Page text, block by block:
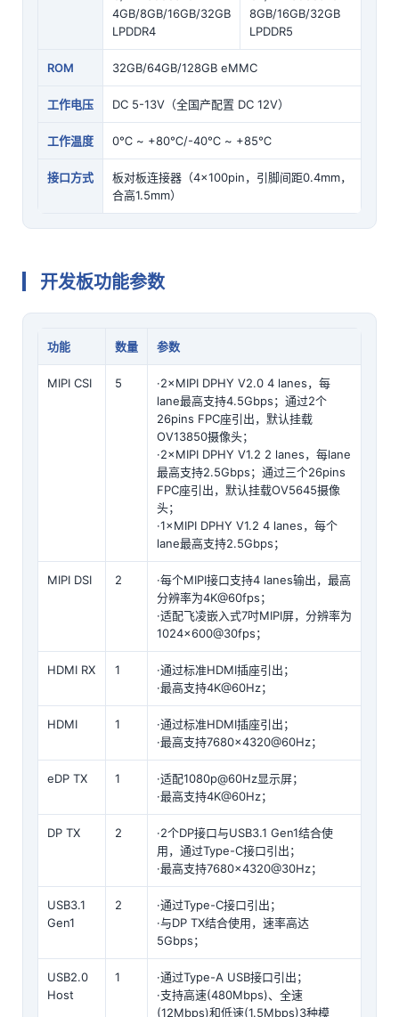
4GB/8GB/16GB/32GB
LPDDR4
8GB/16GB/32GB
LPDDR5
ROM 32GB/64GB/128GB eMMC
工作电压 DC 5-13V（全国产配置 DC 12V）
工作温度 0℃ ~ +80℃/-40℃ ~ +85℃
接口方式
板对板连接器（4×100pin，引脚间距0.4mm，
合高1.5mm）
开发板功能参数
功能 数量 参数
MIPI CSI 5
·2×MIPI DPHY V2.0 4 lanes，每
lane最高支持4.5Gbps；通过2个
26pins FPC座引出，默认挂载
OV13850摄像头；
·2×MIPI DPHY V1.2 2 lanes，每lane
最高支持2.5Gbps；通过三个26pins
FPC座引出，默认挂载OV5645摄像
头；
·1×MIPI DPHY V1.2 4 lanes，每个
lane最高支持2.5Gbps；
MIPI DSI 2
·每个MIPI接口支持4 lanes输出，最高
分辨率为4K@60fps；
·适配飞凌嵌入式7吋MIPI屏，分辨率为
1024×600@30fps；
HDMI RX 1
·通过标准HDMI插座引出；
·最高支持4K@60Hz；
HDMI 1
·通过标准HDMI插座引出；
·最高支持7680×4320@60Hz；
eDP TX 1
·适配1080p@60Hz显示屏；
·最高支持4K@60Hz；
DP TX 2
·2个DP接口与USB3.1 Gen1结合使
用，通过Type-C接口引出；
·最高支持7680×4320@30Hz；
USB3.1
Gen1
2
·通过Type-C接口引出；
·与DP TX结合使用，速率高达
5Gbps；
USB2.0
Host
1
·通过Type-A USB接口引出；
·支持高速(480Mbps)、全速
(12Mbps)和低速(1.5Mbps)3种模